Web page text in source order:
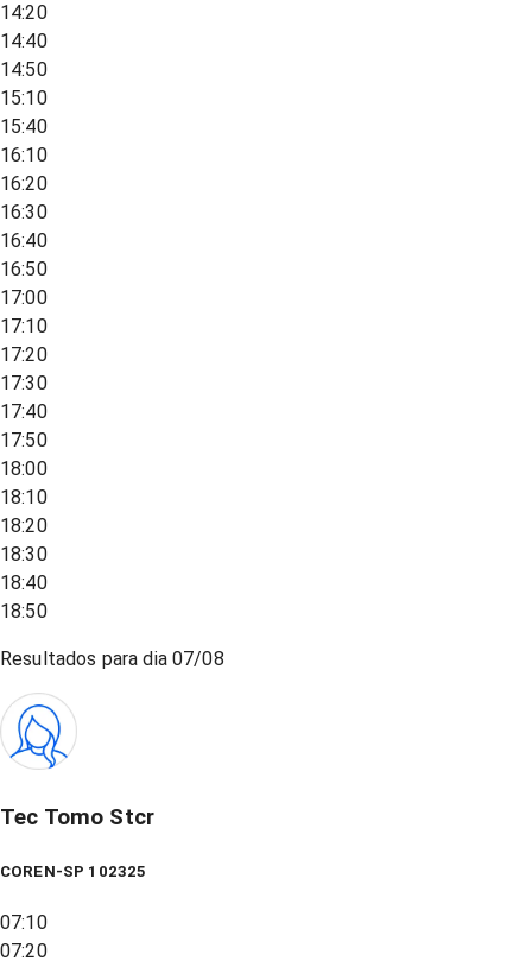
14:20
14:40
14:50
15:10
15:40
16:10
16:20
16:30
16:40
16:50
17:00
17:10
17:20
17:30
17:40
17:50
18:00
18:10
18:20
18:30
18:40
18:50
Resultados para dia07/08
Tec Tomo Stcr
COREN-SP 102325
07:10
07:20